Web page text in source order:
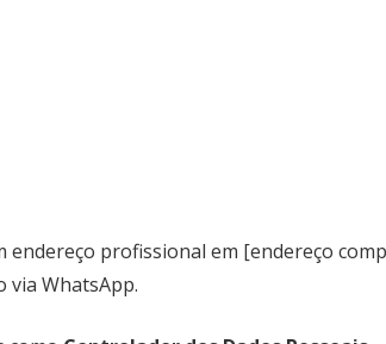
endereço profissional em [endereço
via WhatsApp.